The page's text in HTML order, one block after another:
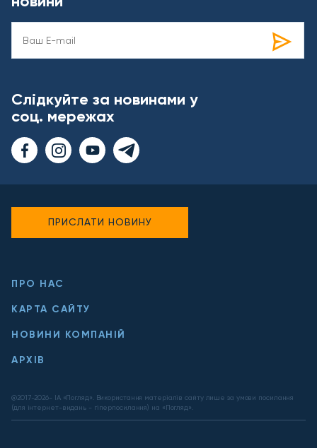
Слідкуйте за новинами у
соц. мережах
ПРО НАС
КАРТА САЙТУ
НОВИНИ КОМПАНІЙ
АРХІВ
@2017-2026- ІА «Погляд». Використання матеріалів сайту лише за умови посилання
(для інтернет-видань - гіперпосилання) на «Погляд».
ПРИСЛАТИ НОВИНУ